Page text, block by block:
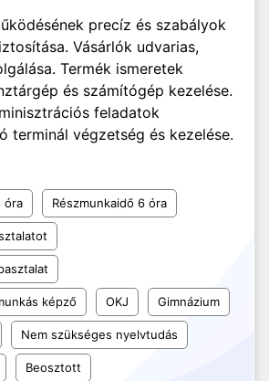
precíz és szabályok
Vásárlók udvarias,
Termék ismeretek
és számítógép kezelése.
feladatok
terminál végzetség és kezelése.
óra Részmunkaidő 6 óra
képző OKJ Gimnázium
Nem szükséges nyelvtudás
Beosztott